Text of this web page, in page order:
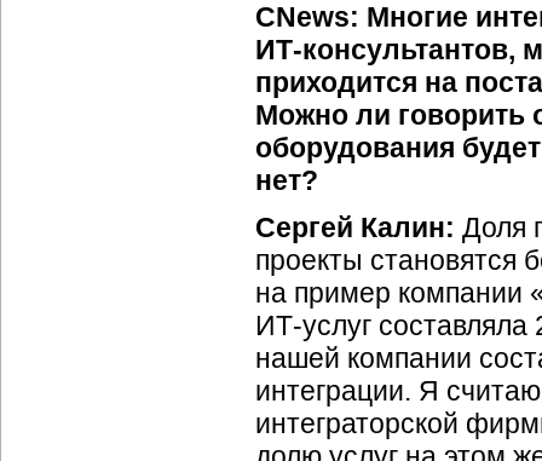
CNews: Многие
ИТ-консультантов,
приходится на
Можно ли говорить
оборудования
нет?
Сергей Калин: Доля
проекты становятся
на пример компании
ИТ-услуг составляла
нашей компании
интеграции. Я
интеграторской